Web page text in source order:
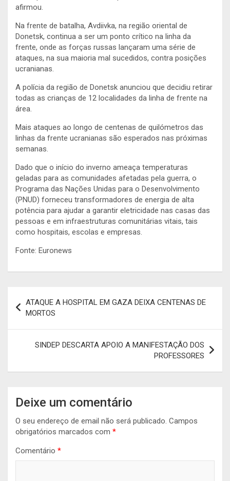
afirmou.
Na frente de batalha, Avdiivka, na região oriental de
Donetsk, continua a ser um ponto crítico na linha da
frente, onde as forças russas lançaram uma série de
ataques, na sua maioria mal sucedidos, contra posições
ucranianas.
A polícia da região de Donetsk anunciou que decidiu retirar
todas as crianças de 12 localidades da linha de frente na
área.
Mais ataques ao longo de centenas de quilómetros das
linhas da frente ucranianas são esperados nas próximas
semanas.
Dado que o início do inverno ameaça temperaturas
geladas para as comunidades afetadas pela guerra, o
Programa das Nações Unidas para o Desenvolvimento
(PNUD) forneceu transformadores de energia de alta
potência para ajudar a garantir eletricidade nas casas das
pessoas e em infraestruturas comunitárias vitais, tais
como hospitais, escolas e empresas.
Fonte: Euronews
de
artigos
ATAQUE A HOSPITAL EM GAZA DEIXA CENTENAS DE
MORTOS
SINDEP DESCARTA APOIO A MANIFESTAÇÃO DOS
PROFESSORES
Deixe um comentário
O seu endereço de email não será publicado. Campos
obrigatórios marcados com *
Comentário *